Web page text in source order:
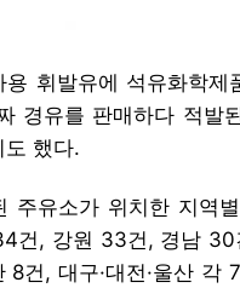
용 휘발유에 석유화학
경유를 판매하다 적발
도 했다.
주유소가 위치한 지역
건, 강원 33건, 경남
건, 대구·대전·울산 각